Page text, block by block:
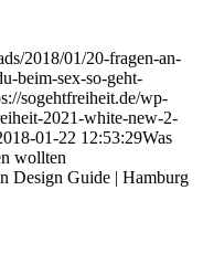
2018/01/20-fragen-an-
beim-sex-so-geht-
sogehtfreiheit.de/wp-
2021-white-new-2-
01-22 12:53:29Was
wollten
Design Guide | Hamburg